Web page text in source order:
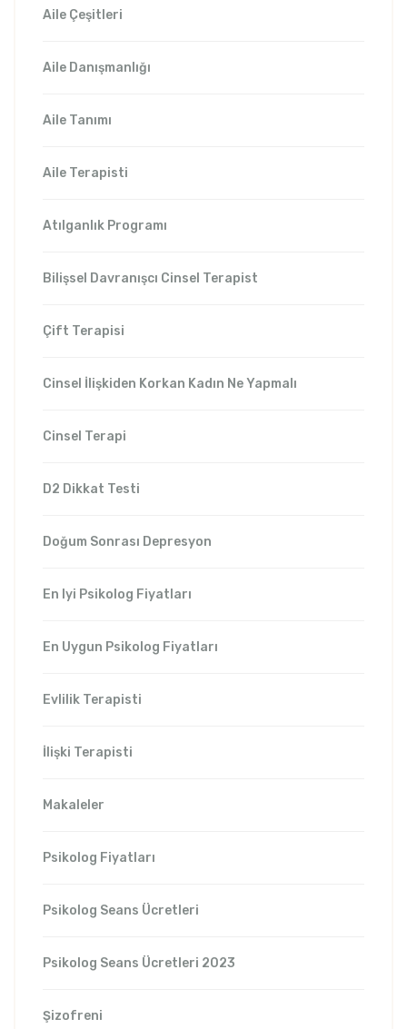
Aile Çeşitleri
Aile Danışmanlığı
Aile Tanımı
Aile Terapisti
Atılganlık Programı
Bilişsel Davranışcı Cinsel Terapist
Çift Terapisi
Cinsel İlişkiden Korkan Kadın Ne Yapmalı
Cinsel Terapi
D2 Dikkat Testi
Doğum Sonrası Depresyon
En Iyi Psikolog Fiyatları
En Uygun Psikolog Fiyatları
Evlilik Terapisti
İlişki Terapisti
Makaleler
Psikolog Fiyatları
Psikolog Seans Ücretleri
Psikolog Seans Ücretleri 2023
Şizofreni